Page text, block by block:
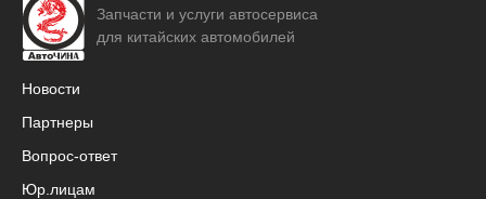
Запчасти и услуги автосервиса
для китайских автомобилей
Новости
Партнеры
Вопрос-ответ
Юр.лицам